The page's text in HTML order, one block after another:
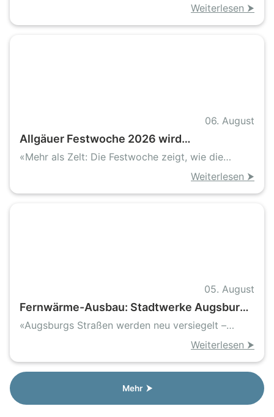
Weiterlesen ⮞
06. August
Allgäuer Festwoche 2026 wird
Schaufenster für Innovationen und
«Mehr als Zelt: Die Festwoche zeigt, wie die
Weiterlesen ⮞
05. August
Fernwärme-Ausbau: Stadtwerke Augsburg
beginnen Abschlussarbeiten in mehreren
«Augsburgs Straßen werden neu versiegelt –
Weiterlesen ⮞
Mehr ⮞